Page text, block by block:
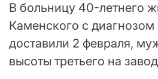
В больницу 40-летнего
Каменского с
доставили 2 февраля,
высоты третьего на